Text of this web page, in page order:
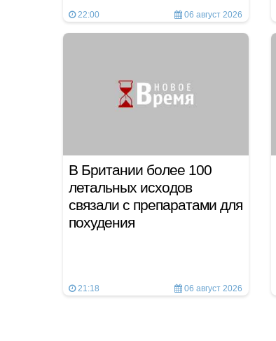
22:00 06 август 2026
В Британии более 100
летальных исходов
связали с препаратами для
похудения
21:18 06 август 2026